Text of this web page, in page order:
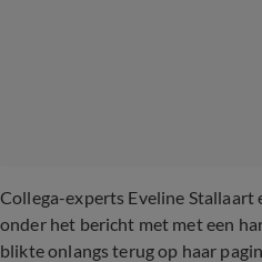
Collega-experts Eveline Stallaart
onder het bericht met met een
blikte onlangs terug op haar